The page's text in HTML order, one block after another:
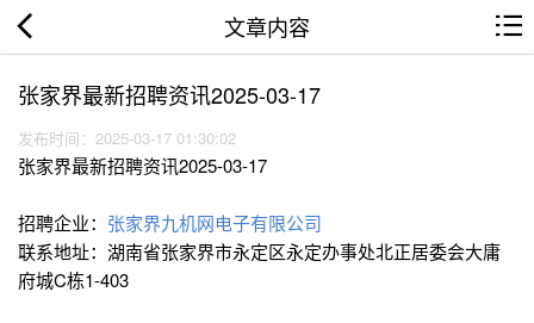
文章内容
张家界最新招聘资讯2025-03-17
发布时间：2025-03-17 01:30:02
张家界最新招聘资讯2025-03-17
招聘企业： 张家界九机网电子有限公司
联系地址：湖南省张家界市永定区永定办事处北正居委会大庸
府城C栋1-403